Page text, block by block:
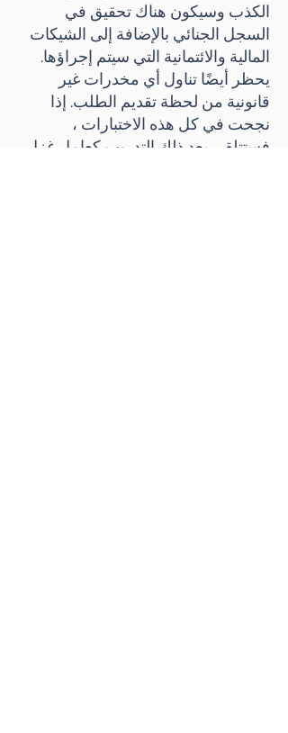
الكذب وسيكون هناك تحقيق في
السجل الجنائي بالإضافة إلى الشيكات
المالية والائتمانية التي سيتم إجراؤها.
يحظر أيضًا تناول أي مخدرات غير
قانونية من لحظة تقديم الطلب. إذا
نجحت في كل هذه الاختبارات ،
فستتلقى بعد ذلك التدريب كعامل غزل.